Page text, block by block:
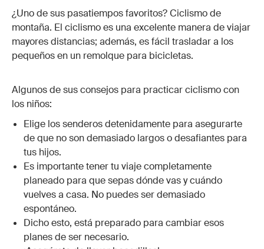
¿Uno de sus pasatiempos favoritos? Ciclismo de
montaña. El ciclismo es una excelente manera de viajar
mayores distancias; además, es fácil trasladar a los
pequeños en un remolque para bicicletas.
Algunos de sus consejos para practicar ciclismo con
los niños:
Elige los senderos detenidamente para asegurarte
de que no son demasiado largos o desafiantes para
tus hijos.
Es importante tener tu viaje completamente
planeado para que sepas dónde vas y cuándo
vuelves a casa. No puedes ser demasiado
espontáneo.
Dicho esto, está preparado para cambiar esos
planes de ser necesario.